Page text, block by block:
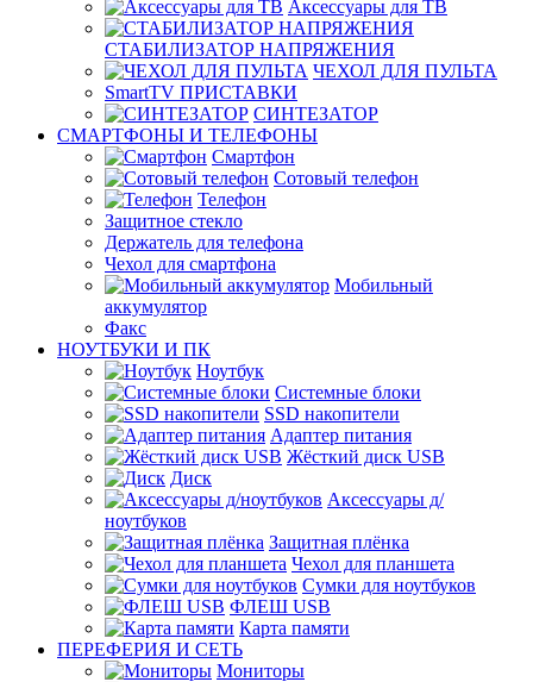
Аксессуары для ТВ
СТАБИЛИЗАТОР НАПРЯЖЕНИЯ
ЧЕХОЛ ДЛЯ ПУЛЬТА
SmartTV ПРИСТАВКИ
СИНТЕЗАТОР
СМАРТФОНЫ И ТЕЛЕФОНЫ
Смартфон
Сотовый телефон
Телефон
Защитное стекло
Держатель для телефона
Чехол для смартфона
Мобильный
аккумулятор
Факс
НОУТБУКИ И ПК
Ноутбук
Системные блоки
SSD накопители
Адаптер питания
Жёсткий диск USB
Диск
Аксессуары д/
ноутбуков
Защитная плёнка
Чехол для планшета
Сумки для ноутбуков
ФЛЕШ USB
Карта памяти
ПЕРЕФЕРИЯ И СЕТЬ
Мониторы